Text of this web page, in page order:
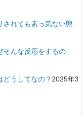
されても素っ気ない態
そんな反応をするの
どうしてなの？ 2025年3